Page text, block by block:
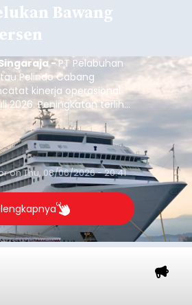
Bawang
-PT Pelabuhan
Pelindo Cabang
kinerja operasional
2026. Peningkatan terlihat
1,48 juta Gross
12,4 persen
sama tahun lalu
juta GT.
onThu, 08/06/2026 - 20:41